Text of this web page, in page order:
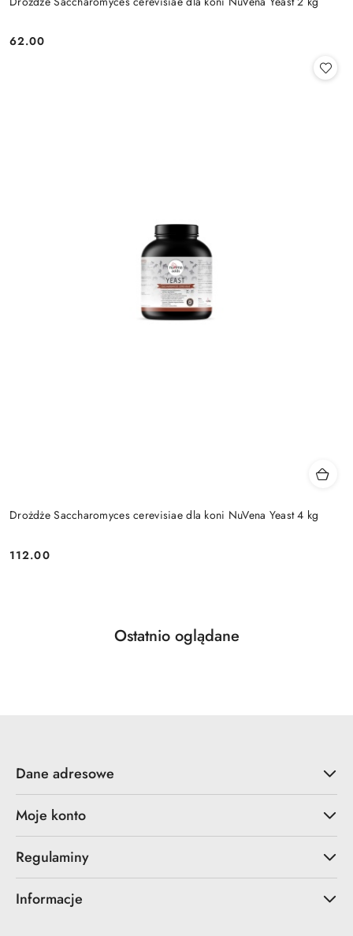
Cena:
62.00
Drożdże Saccharomyces cerevisiae dla koni NuVena Yeast 4 kg
Cena:
112.00
Pomiń karuzelę produktów
Produkty
Ostatnio oglądane
Dane adresowe
Moje konto
Regulaminy
Informacje